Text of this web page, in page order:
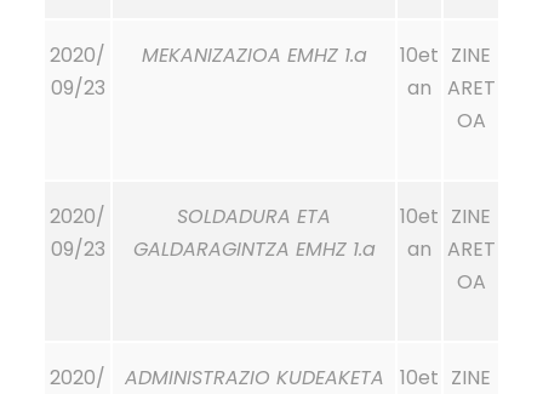
2020/
09/23
MEKANIZAZIOA EMHZ 1.a
10et
an
ZINE
ARET
OA
2020/
09/23
SOLDADURA ETA
GALDARAGINTZA EMHZ 1.a
10et
an
ZINE
ARET
OA
2020/
ADMINISTRAZIO KUDEAKETA
10et ZINE